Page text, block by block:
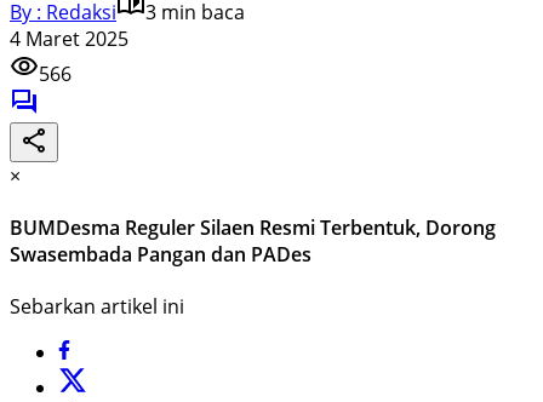
By : Redaksi
3 min baca
4 Maret 2025
566
×
BUMDesma Reguler Silaen Resmi Terbentuk, Dorong
Swasembada Pangan dan PADes
Sebarkan artikel ini